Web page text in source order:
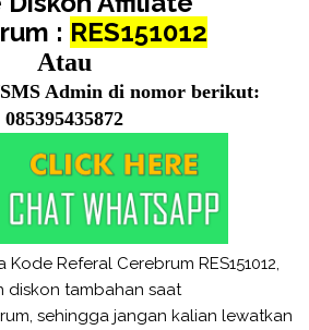
: RES151012
Atau
Admin di nomor berikut:
085395435872
Referal Cerebrum RES151012,
diskon tambahan saat
sehingga jangan kalian lewatkan